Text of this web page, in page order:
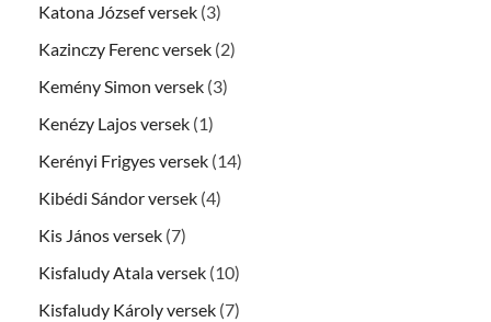
Katona József versek (3)
Kazinczy Ferenc versek (2)
Kemény Simon versek (3)
Kenézy Lajos versek (1)
Kerényi Frigyes versek (14)
Kibédi Sándor versek (4)
Kis János versek (7)
Kisfaludy Atala versek (10)
Kisfaludy Károly versek (7)